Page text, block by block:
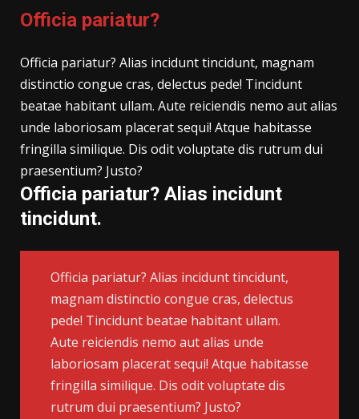
Officia pariatur?
Officia pariatur? Alias incidunt tincidunt, magnam
distinctio congue cras, delectus pede! Tincidunt
beatae habitant ullam. Aute reiciendis nemo aut alias
unde laboriosam placerat sequi! Atque habitasse
fringilla similique. Dis odit voluptate dis rutrum dui
praesentium? Justo?
Officia pariatur? Alias incidunt
tincidunt.
Officia pariatur? Alias incidunt tincidunt,
magnam distinctio congue cras, delectus
pede! Tincidunt beatae habitant ullam.
Aute reiciendis nemo aut alias unde
laboriosam placerat sequi! Atque habitasse
fringilla similique. Dis odit voluptate dis
rutrum dui praesentium? Justo?